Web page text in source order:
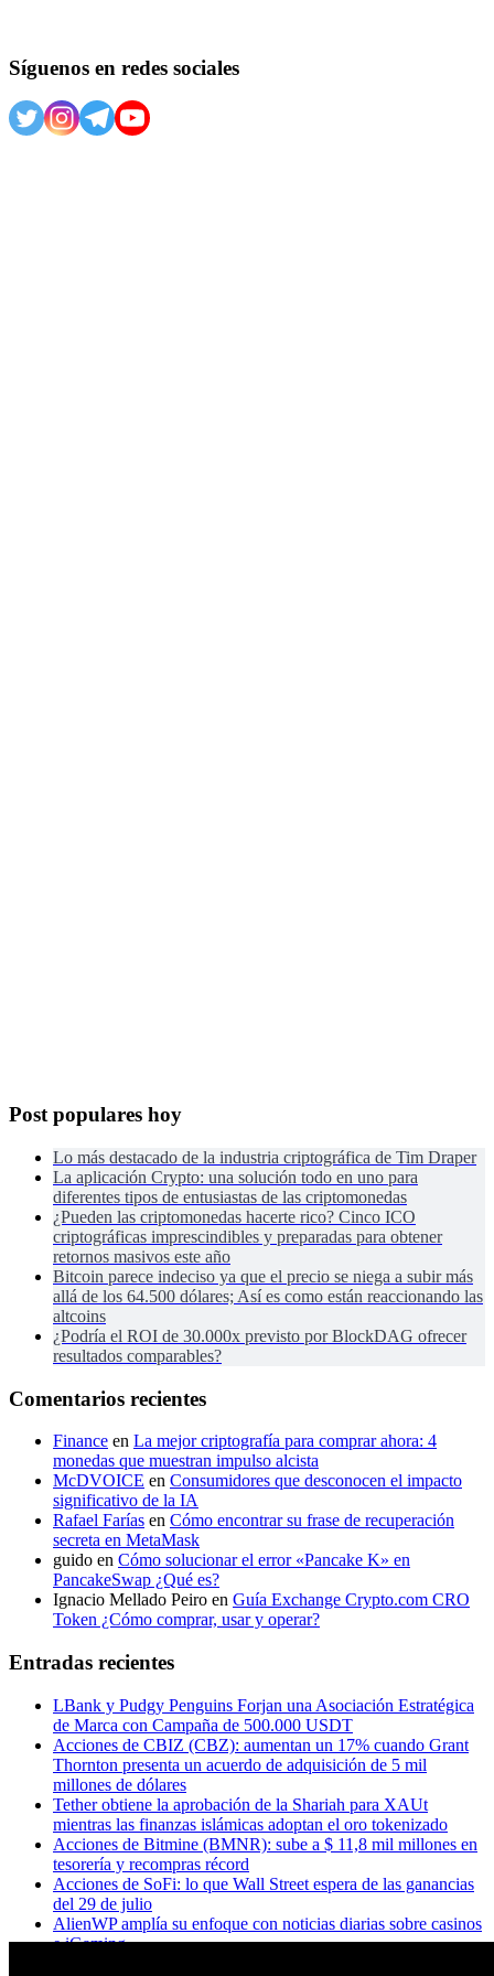
Síguenos en redes sociales
Post populares hoy
Lo más destacado de la industria criptográfica de Tim Draper
La aplicación Crypto: una solución todo en uno para
diferentes tipos de entusiastas de las criptomonedas
¿Pueden las criptomonedas hacerte rico? Cinco ICO
criptográficas imprescindibles y preparadas para obtener
retornos masivos este año
Bitcoin parece indeciso ya que el precio se niega a subir más
allá de los 64.500 dólares; Así es como están reaccionando las
altcoins
¿Podría el ROI de 30.000x previsto por BlockDAG ofrecer
resultados comparables?
Comentarios recientes
Finance en La mejor criptografía para comprar ahora: 4
monedas que muestran impulso alcista
McDVOICE en Consumidores que desconocen el impacto
significativo de la IA
Rafael Farías en Cómo encontrar su frase de recuperación
secreta en MetaMask
guido en Cómo solucionar el error «Pancake K» en
PancakeSwap ¿Qué es?
Ignacio Mellado Peiro en Guía Exchange Crypto.com CRO
Token ¿Cómo comprar, usar y operar?
Entradas recientes
LBank y Pudgy Penguins Forjan una Asociación Estratégica
de Marca con Campaña de 500.000 USDT
Acciones de CBIZ (CBZ): aumentan un 17% cuando Grant
Thornton presenta un acuerdo de adquisición de 5 mil
millones de dólares
Tether obtiene la aprobación de la Shariah para XAUt
mientras las finanzas islámicas adoptan el oro tokenizado
Acciones de Bitmine (BMNR): sube a $ 11,8 mil millones en
tesorería y recompras récord
Acciones de SoFi: lo que Wall Street espera de las ganancias
del 29 de julio
AlienWP amplía su enfoque con noticias diarias sobre casinos
e iGaming